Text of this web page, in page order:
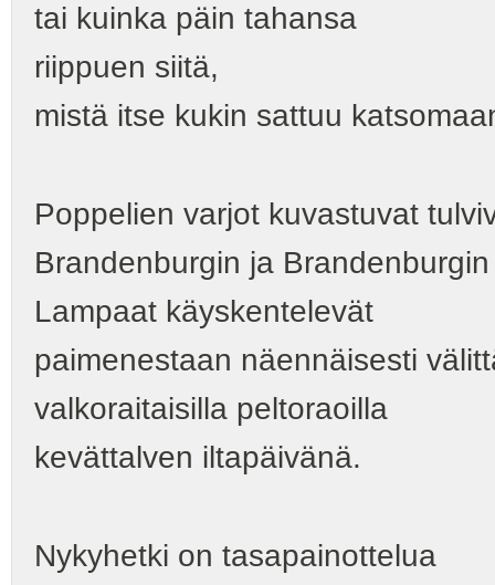
tai kuinka päin tahansa
riippuen siitä,
mistä itse kukin sattuu
Poppelien varjot kuvastuvat
Brandenburgin ja
Lampaat käyskentelevät
paimenestaan näennäisesti
valkoraitaisilla peltoraoilla
kevättalven iltapäivänä.
Nykyhetki on tasapainottelua